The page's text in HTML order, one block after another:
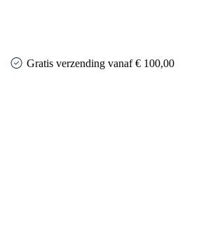
Gratis verzending vanaf € 100,00